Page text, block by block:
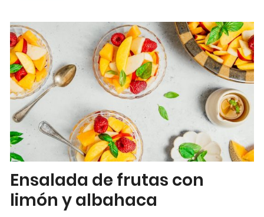
Ensalada de frutas con
limón y albahaca